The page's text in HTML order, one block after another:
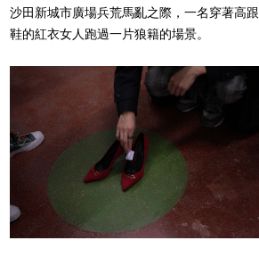
沙田新城市廣場兵荒馬亂之際，一名穿著高跟
鞋的紅衣女人跑過一片狼籍的場景。